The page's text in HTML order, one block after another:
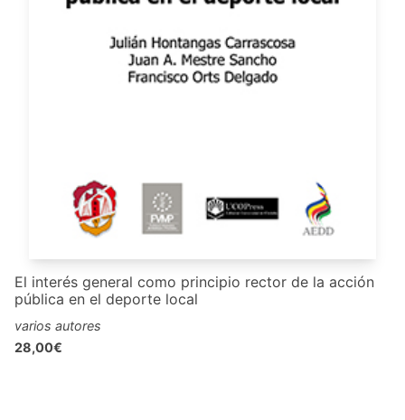
El interés general como principio rector de la acción
pública en el deporte local
varios autores
28,00€